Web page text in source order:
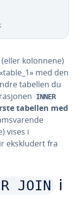
;
kolonnene)
med den
tabellen du
INNER
tabellen med
vises i
ekskludert fra
JOIN i